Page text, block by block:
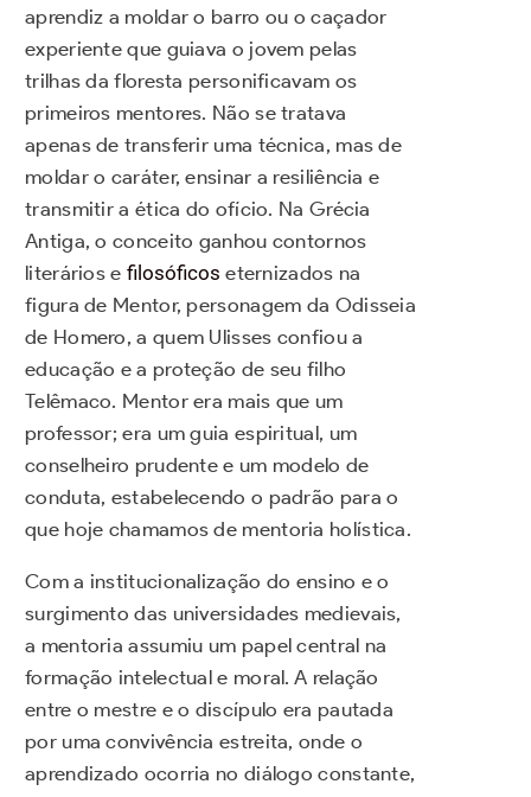
aprendiz a moldar o barro ou o caçador
experiente que guiava o jovem pelas
trilhas da floresta personificavam os
primeiros mentores. Não se tratava
apenas de transferir uma técnica, mas de
moldar o caráter, ensinar a resiliência e
transmitir a ética do ofício. Na Grécia
Antiga, o conceito ganhou contornos
literários e filosóficos eternizados na
figura de Mentor, personagem da Odisseia
de Homero, a quem Ulisses confiou a
educação e a proteção de seu filho
Telêmaco. Mentor era mais que um
professor; era um guia espiritual, um
conselheiro prudente e um modelo de
conduta, estabelecendo o padrão para o
que hoje chamamos de mentoria holística.
Com a institucionalização do ensino e o
surgimento das universidades medievais,
a mentoria assumiu um papel central na
formação intelectual e moral. A relação
entre o mestre e o discípulo era pautada
por uma convivência estreita, onde o
aprendizado ocorria no diálogo constante,